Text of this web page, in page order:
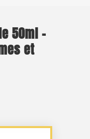
50ml –
et